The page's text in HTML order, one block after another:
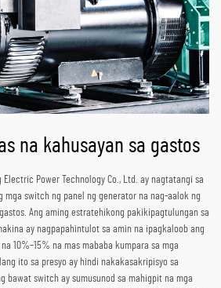
na kahusayan sa gastos
Electric Power Technology Co., Ltd. ay nagtatangi sa
mga switch ng panel ng generator na nag-aalok ng
Ang aming estratehikong pakikipagtulungan sa
ay nagpapahintulot sa amin na ipagkaloob ang
10%–15% na mas mababa kumpara sa mga
ito sa presyo ay hindi nakakasakripisyo sa
bawat switch ay sumusunod sa mahigpit na mga